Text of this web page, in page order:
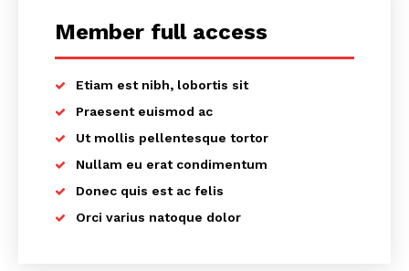
Member full access
Etiam est nibh, lobortis sit
Praesent euismod ac
Ut mollis pellentesque tortor
Nullam eu erat condimentum
Donec quis est ac felis
Orci varius natoque dolor